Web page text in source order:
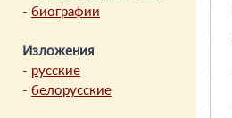
- биографии
Изложения
- русские
- белорусские